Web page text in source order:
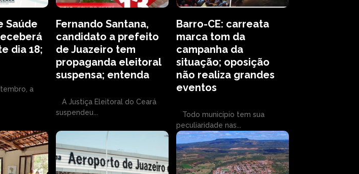
Saúde
dia 18;
a
Fernando Santana,
candidato a prefeito
de Juazeiro tem
propaganda eleitoral
suspensa; entenda
A Justiça Eleitoral do Ceará
suspendeu...
Barro-CE: carreata
marca tom da
campanha da
situação; oposição
não realiza grandes
eventos
Todo município tem sua
peculiaridade nas...